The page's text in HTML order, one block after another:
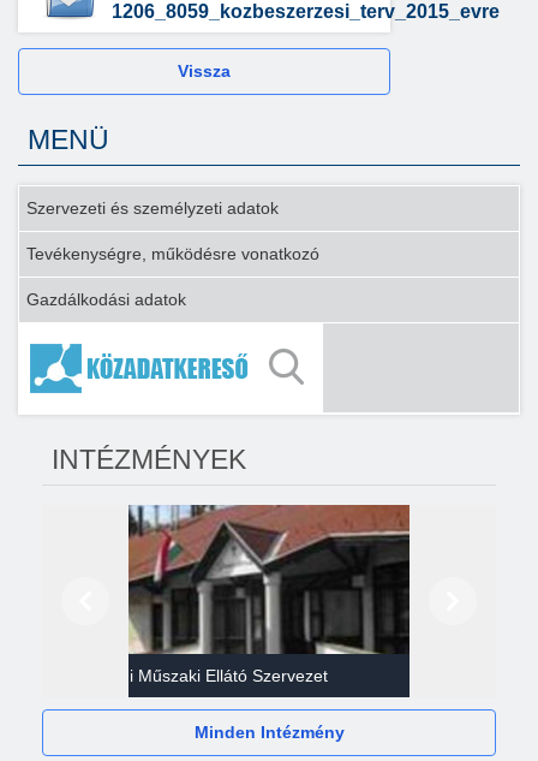
1206_8059_kozbeszerzesi_terv_2015_evre
Vissza
MENÜ
Szervezeti és személyzeti adatok
Tevékenységre, működésre vonatkozó
Gazdálkodási adatok
INTÉZMÉNYEK
Gazdasági Műszaki Ellátó Szervezet
Minden Intézmény